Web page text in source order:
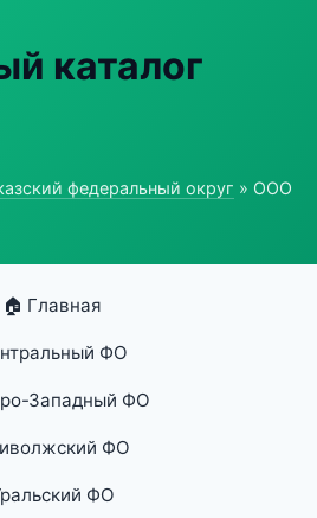
каталог
федеральный округ » ООО
🏠 Главная
ФО
Западный ФО
ФО
ФО